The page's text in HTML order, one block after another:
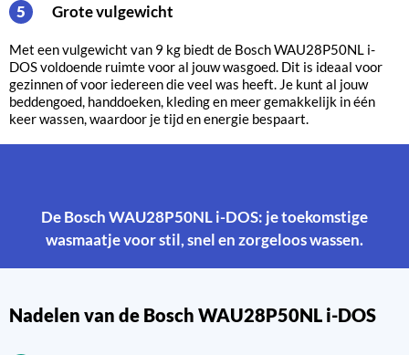
5 Grote vulgewicht
Met een vulgewicht van 9 kg biedt de Bosch WAU28P50NL i-
DOS voldoende ruimte voor al jouw wasgoed. Dit is ideaal voor
gezinnen of voor iedereen die veel was heeft. Je kunt al jouw
beddengoed, handdoeken, kleding en meer gemakkelijk in één
keer wassen, waardoor je tijd en energie bespaart.
De Bosch WAU28P50NL i-DOS: je toekomstige
wasmaatje voor stil, snel en zorgeloos wassen.
Nadelen van de Bosch WAU28P50NL i-DOS